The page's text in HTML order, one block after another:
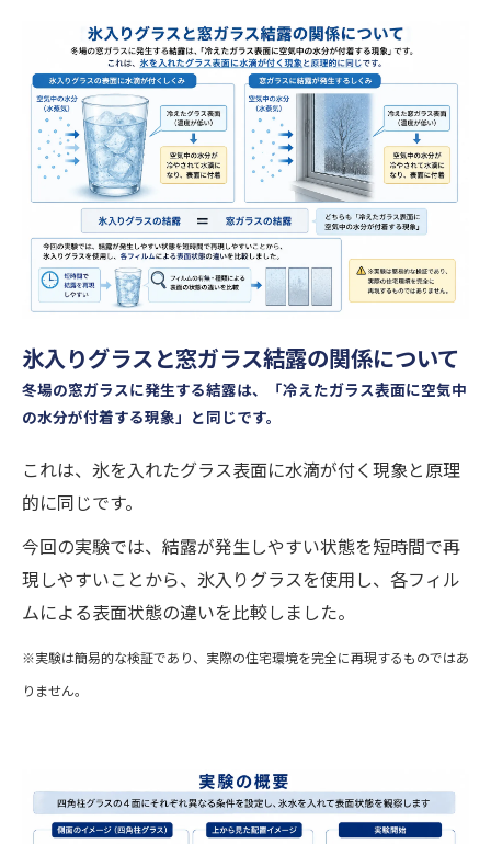
氷入りグラスと窓ガラス結露の関係について
冬場の窓ガラスに発生する結露は、「冷えたガラス表面に空気中
の水分が付着する現象」と同じです。
これは、氷を入れたグラス表面に水滴が付く現象と原理
的に同じです。
今回の実験では、結露が発生しやすい状態を短時間で再
現しやすいことから、氷入りグラスを使用し、各フィル
ムによる表面状態の違いを比較しました。
※実験は簡易的な検証であり、実際の住宅環境を完全に再現するものではあ
りません。